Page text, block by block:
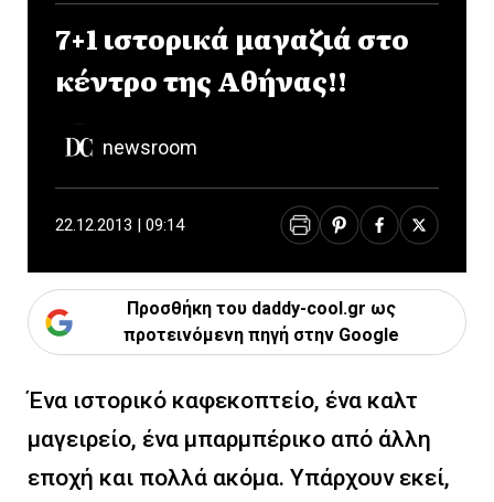
7+1 ιστορικά μαγαζιά στο
κέντρο της Αθήνας!!
newsroom
22.12.2013 | 09:14
Προσθήκη του daddy-cool.gr ως
προτεινόμενη πηγή στην Google
Ένα ιστορικό καφεκοπτείο, ένα καλτ
μαγειρείο, ένα μπαρμπέρικο από άλλη
εποχή και πολλά ακόμα. Υπάρχουν εκεί,